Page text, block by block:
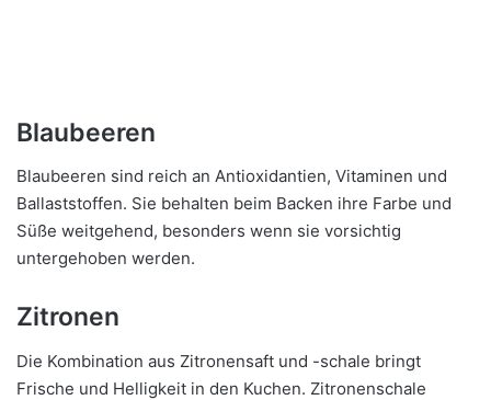
Blaubeeren
Blaubeeren sind reich an Antioxidantien, Vitaminen und
Ballaststoffen. Sie behalten beim Backen ihre Farbe und
Süße weitgehend, besonders wenn sie vorsichtig
untergehoben werden.
Zitronen
Die Kombination aus Zitronensaft und -schale bringt
Frische und Helligkeit in den Kuchen. Zitronenschale